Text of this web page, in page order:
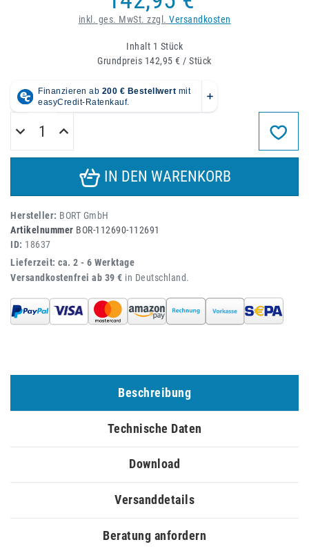
inkl. ges. MwSt. zzgl. Versandkosten
Inhalt 1 Stück
Grundpreis 142,95 € / Stück
IN DEN WARENKORB
Hersteller: BORT GmbH
Artikelnummer BOR-112690-112691
ID: 18637
Lieferzeit: ca. 2 - 6 Werktage
Versandkostenfrei ab 39 € in Deutschland.
Beschreibung
Technische Daten
Download
Versanddetails
Beratung anfordern